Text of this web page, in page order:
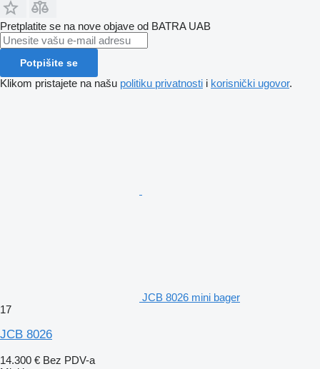
Pretplatite se na nove objave od BATRA UAB
Potpišite se
Klikom pristajete na našu politiku privatnosti i korisnički ugovor.
JCB 8026 mini bager
17
JCB 8026
14.300 € Bez PDV-a